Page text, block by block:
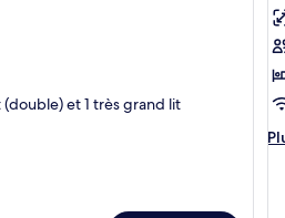
et 1 très grand lit